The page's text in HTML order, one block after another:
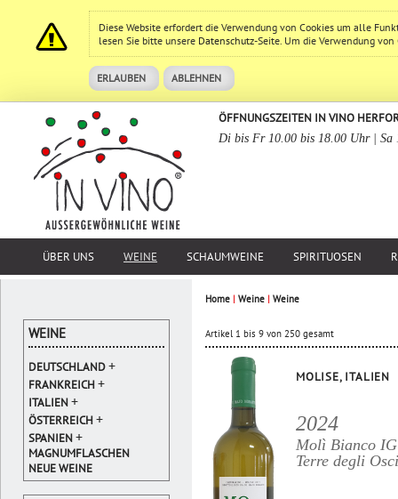
Diese Website erfordert die Verwendung von Cookies um alle
lesen Sie bitte unsere Datenschutz-Seite. Um die Verwendung
ERLAUBEN ABLEHNEN
ÖFFNUNGSZEITEN IN VINO
Di bis Fr 10.00 bis 18.00 Uhr | Sa
ÜBER UNS WEINE SCHAUMWEINE SPIRITUOSEN
Home | Weine | Weine
Artikel 1 bis 9 von 250 gesamt
MOLISE, ITALIEN
2024
Molì Bianco
Terre degli Osci
WEINE
DEUTSCHLAND+
FRANKREICH+
ITALIEN+
ÖSTERREICH+
SPANIEN+
MAGNUMFLASCHEN
NEUE WEINE